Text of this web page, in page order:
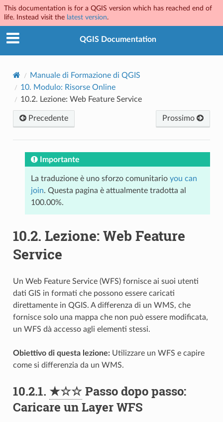
This documentation is for a QGIS version which has reached end of
life. Instead visit the latest version.
QGIS Documentation
Manuale di Formazione di QGIS
10. Modulo: Risorse Online
10.2. Lezione: Web Feature Service
Precedente Prossimo
Importante
La traduzione è uno sforzo comunitario you can
join. Questa pagina è attualmente tradotta al
100.00%.
10.2. Lezione: Web Feature
Service
Un Web Feature Service (WFS) fornisce ai suoi utenti
dati GIS in formati che possono essere caricati
direttamente in QGIS. A differenza di un WMS, che
fornisce solo una mappa che non può essere modificata,
un WFS dà accesso agli elementi stessi.
Obiettivo di questa lezione:Utilizzare un WFS e capire
come si differenzia da un WMS.
10.2.1. ★☆☆Passo dopo passo:
Caricare un Layer WFS